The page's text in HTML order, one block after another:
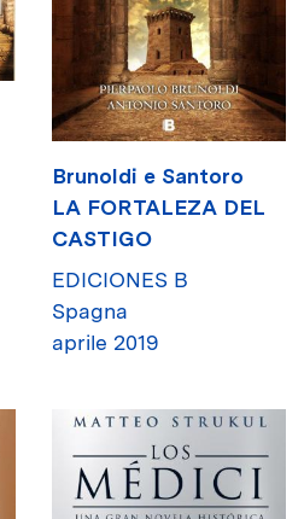
Brunoldi e Santoro
LA FORTALEZA DEL
CASTIGO
EDICIONES B
Spagna
aprile 2019